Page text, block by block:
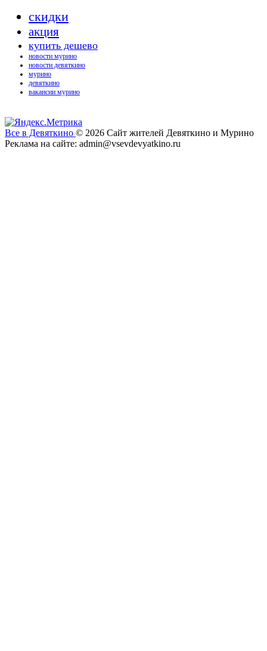
скидки
акция
купить дешево
новости мурино
новости девяткино
мурино
девяткино
вакансии мурино
Все в Девяткино © 2026 Сайт жителей Девяткино и Мурино
Реклама на сайте: admin@vsevdevyatkino.ru